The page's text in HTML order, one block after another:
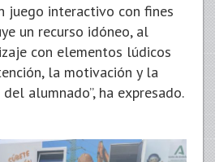
juego interactivo con fines
un recurso idóneo, al
con elementos lúdicos
la motivación y la
alumnado”, ha expresado.